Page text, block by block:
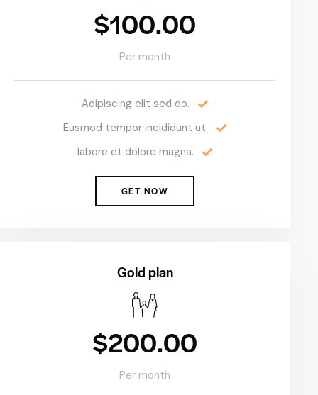
$100.00
Per month
Adipiscing elit sed do.
Eusmod tempor incididunt ut.
labore et dolore magna.
GET NOW
Gold plan
$200.00
Per month